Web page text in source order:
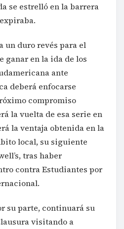
se estrelló en la barrera
un duro revés para el
ganar en la ida de los
ante
deberá enfocarse
compromiso
la vuelta de esa serie en
la ventaja obtenida en la
local, su siguiente
tras haber
contra Estudiantes por
su parte, continuará su
visitando a